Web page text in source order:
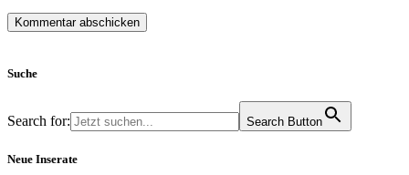
Suche
Search for: Search Button
Neue Inserate